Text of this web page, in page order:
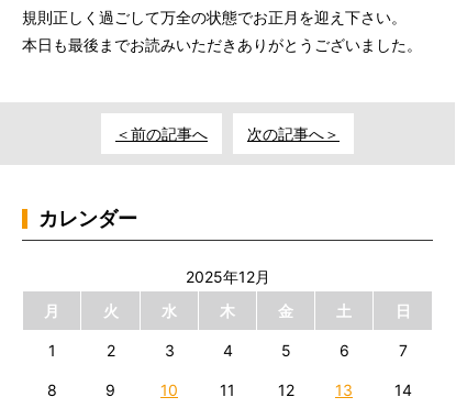
規則正しく過ごして万全の状態でお正月を迎え下さい。
本日も最後までお読みいただきありがとうございました。
＜前の記事へ 次の記事へ＞
カレンダー
2025年12月
月
火 水 木 金 土 日
1 2 3 4 5 6 7
8 9 10 11 12 13 14